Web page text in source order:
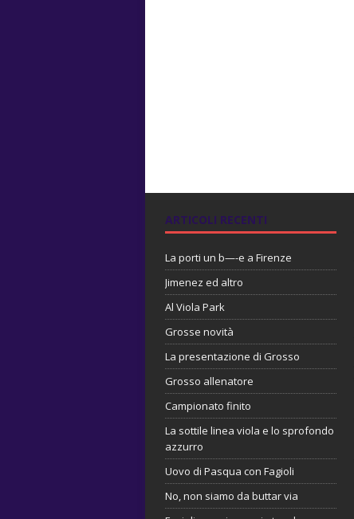
ARTICOLI RECENTI
La porti un b—-e a Firenze
Jimenez ed altro
Al Viola Park
Grosse novità
La presentazione di Grosso
Grosso allenatore
Campionato finito
La sottile linea viola e lo sprofondo
azzurro
Uovo di Pasqua con Fagioli
No, non siamo da buttar via